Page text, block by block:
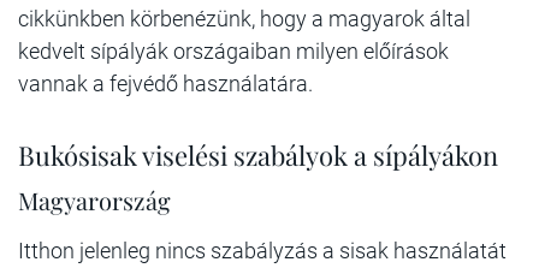
cikkünkben körbenézünk, hogy a magyarok által
kedvelt sípályák országaiban milyen előírások
vannak a fejvédő használatára.
Bukósisak viselési szabályok a sípályákon
Magyarország
Itthon jelenleg nincs szabályzás a sisak használatát